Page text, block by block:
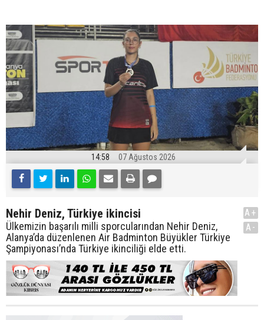
14:58 07 Ağustos 2026
Nehir Deniz, Türkiye ikincisi
Ülkemizin başarılı milli sporcularından Nehir Deniz,
Alanya’da düzenlenen Air Badminton Büyükler Türkiye
Şampiyonası’nda Türkiye ikinciliği elde etti.
A+
A-